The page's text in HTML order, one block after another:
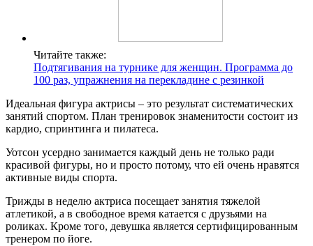
Читайте также:
Подтягивания на турнике для женщин. Программа до
100 раз, упражнения на перекладине с резинкой
Идеальная фигура актрисы – это результат систематических
занятий спортом. План тренировок знаменитости состоит из
кардио, спринтинга и пилатеса.
Уотсон усердно занимается каждый день не только ради
красивой фигуры, но и просто потому, что ей очень нравятся
активные виды спорта.
Трижды в неделю актриса посещает занятия тяжелой
атлетикой, а в свободное время катается с друзьями на
роликах. Кроме того, девушка является сертифицированным
тренером по йоге.